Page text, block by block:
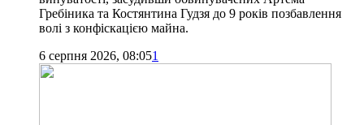
Гребіника та Костянтина Гудзя до 9 років позбавлення
волі з конфіскацією майна.
6 серпня 2026, 08:051